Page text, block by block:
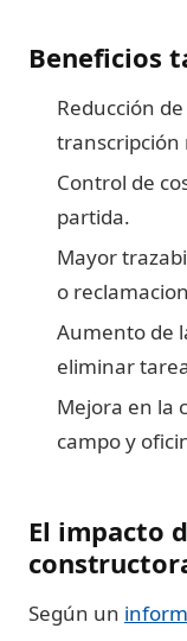
Beneficios
Reducción
transcripción
Control de
partida.
Mayor
o
Aumento de
eliminar
Mejora en la
campo y
El impacto
Según un